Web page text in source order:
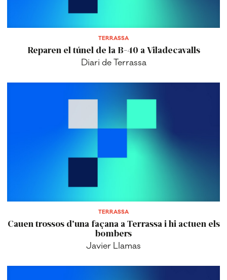
TERRASSA
Reparen el túnel de la B-40 a Viladecavalls
Diari de Terrassa
TERRASSA
Cauen trossos d'una façana a Terrassa i hi actuen els
bombers
Javier Llamas